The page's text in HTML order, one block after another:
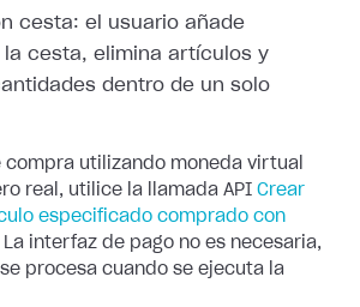
cesta: el usuario añade
cesta, elimina artículos y
dentro de un solo
compra utilizando moneda virtual
real, utilice la llamada API Crear
especificado comprado con
La interfaz de pago no es necesaria,
procesa cuando se ejecuta la